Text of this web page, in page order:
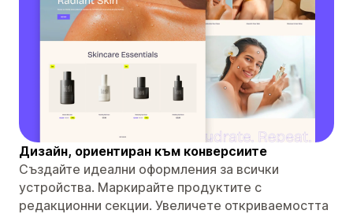
Дизайн, ориентиран към конверсиите
Създайте идеални оформления за всички
устройства. Маркирайте продуктите с
редакционни секции. Увеличете откриваемостта